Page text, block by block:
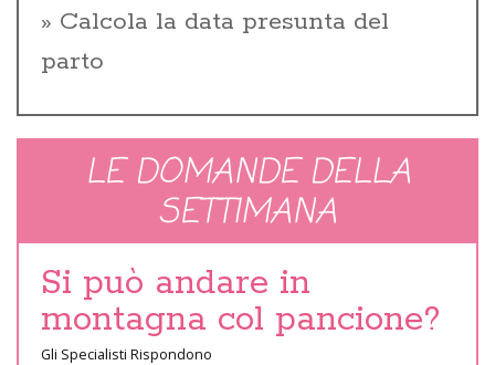
Calcola la data presunta del
parto
LE DOMANDE DELLA
SETTIMANA
Si può andare in
montagna col pancione?
Gli Specialisti Rispondono